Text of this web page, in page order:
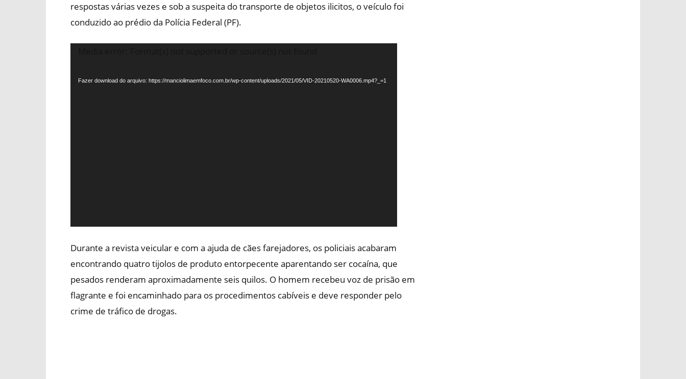
respostas várias vezes e sob a suspeita do transporte de objetos ilicitos, o veículo foi
conduzido ao prédio da Polícia Federal (PF).
vídeo
Fazer download do arquivo: https://manciolimaemfoco.com.br/wp-content/uploads/2021/05/VID-20210520-WA0006.mp4?_=1
Durante a revista veicular e com a ajuda de cães farejadores, os policiais acabaram
encontrando quatro tijolos de produto entorpecente aparentando ser cocaína, que
pesados renderam aproximadamente seis quilos. O homem recebeu voz de prisão em
flagrante e foi encaminhado para os procedimentos cabíveis e deve responder pelo
crime de tráfico de drogas.